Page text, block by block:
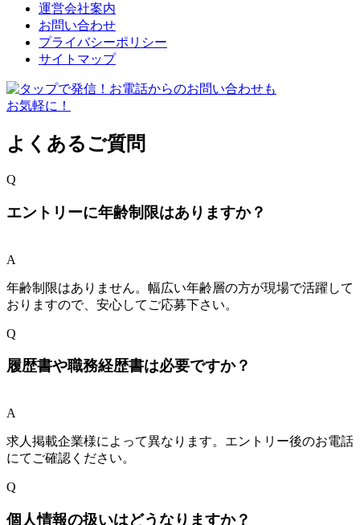
運営会社案内
お問い合わせ
プライバシーポリシー
サイトマップ
よくあるご質問
Q
エントリーに年齢制限はありますか？
A
年齢制限はありません。幅広い年齢層の方が現場で活躍して
おりますので、安心してご応募下さい。
Q
履歴書や職務経歴書は必要ですか？
A
求人掲載企業様によって異なります。エントリー後のお電話
にてご確認ください。
Q
個人情報の扱いはどうなりますか？